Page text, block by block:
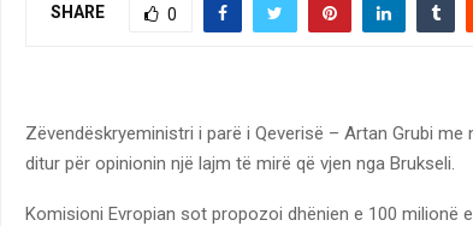
SHARE 0
Zëvendëskryeministri i parë i Qeverisë – Artan Grubi
ditur për opinionin një lajm të mirë që vjen nga Brukseli.
Komisioni Evropian sot propozoi dhënien e 100 milionë